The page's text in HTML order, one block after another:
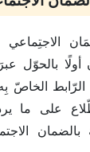
بالحوّل
الخاصّ
على